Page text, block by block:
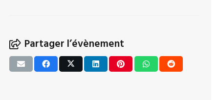
Partager l’évènement